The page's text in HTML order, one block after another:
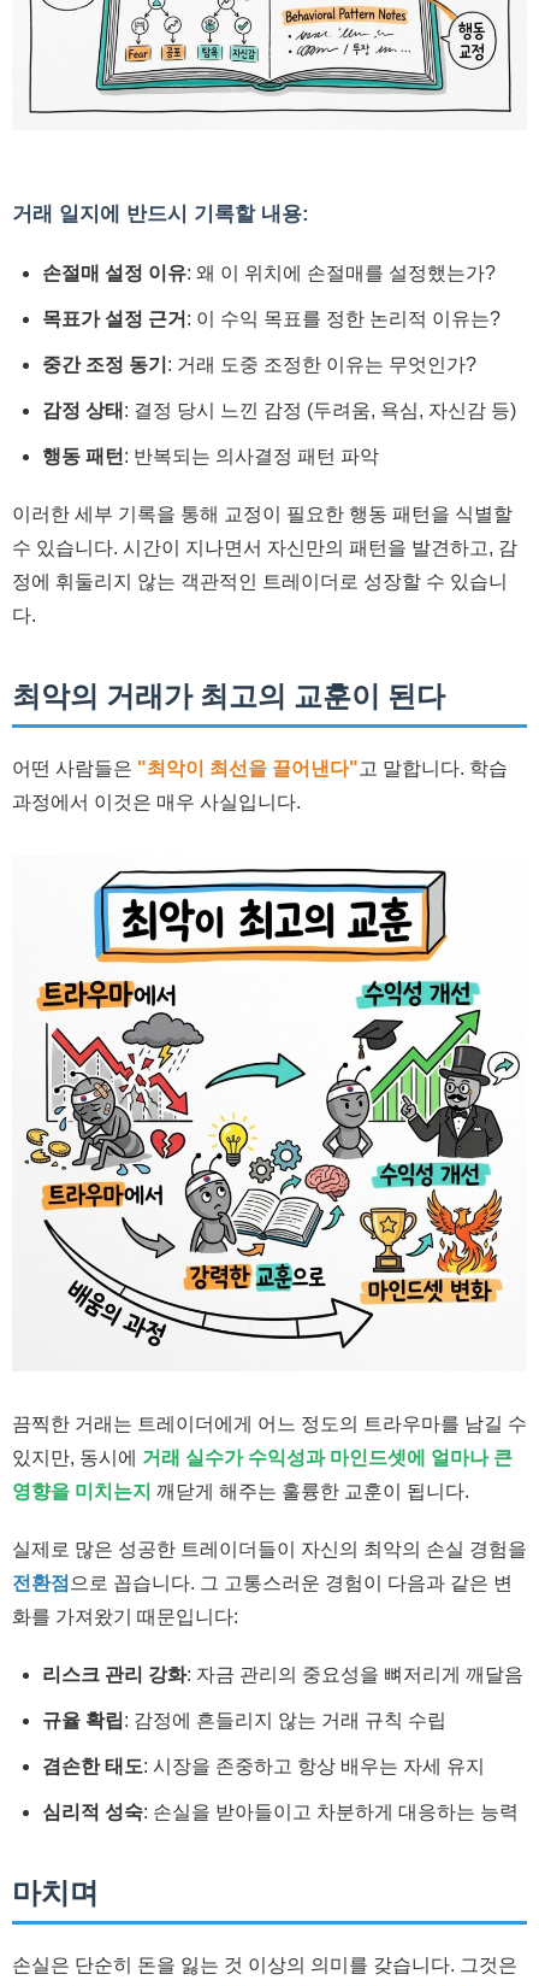
거래 일지에 반드시 기록할 내용:
손절매 설정 이유: 왜 이 위치에 손절매를 설정했는가?
목표가 설정 근거 : 이 수익 목표를 정한 논리적 이유는?
중간 조정 동기 : 거래 도중 조정한 이유는 무엇인가?
감정 상태 : 결정 당시 느낀 감정 (두려움, 욕심, 자신감 등)
행동 패턴 : 반복되는 의사결정 패턴 파악
이러한 세부 기록을 통해 교정이 필요한 행동 패턴을 식별할
수 있습니다. 시간이 지나면서 자신만의 패턴을 발견하고, 감
정에 휘둘리지 않는 객관적인 트레이더로 성장할 수 있습니
다.
최악의 거래가 최고의 교훈이 된다
어떤 사람들은 "최악이 최선을 끌어낸다"고 말합니다. 학습
과정에서 이것은 매우 사실입니다.
끔찍한 거래는 트레이더에게 어느 정도의 트라우마를 남길 수
있지만, 동시에 거래 실수가 수익성과 마인드셋에 얼마나 큰
영향을 미치는지 깨닫게 해주는 훌륭한 교훈이 됩니다.
실제로 많은 성공한 트레이더들이 자신의 최악의 손실 경험을
전환점 으로 꼽습니다. 그 고통스러운 경험이 다음과 같은 변
화를 가져왔기 때문입니다:
리스크 관리 강화: 자금 관리의 중요성을 뼈저리게 깨달음
규율 확립: 감정에 흔들리지 않는 거래 규칙 수립
겸손한 태도: 시장을 존중하고 항상 배우는 자세 유지
심리적 성숙: 손실을 받아들이고 차분하게 대응하는 능력
마치며
손실은 단순히 돈을 잃는 것 이상의 의미를 갖습니다. 그것은